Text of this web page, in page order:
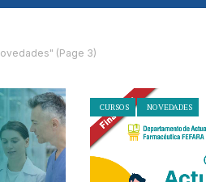
(Page 3)
CURSOS NOVEDADES